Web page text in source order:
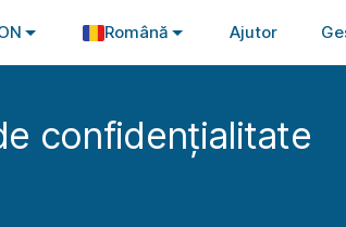
Română Ajutor
confidențialitate